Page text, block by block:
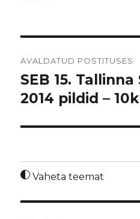
AVALDATUD POSTITUSES
SEB 15.
2014 pildid –
Vaheta teemat